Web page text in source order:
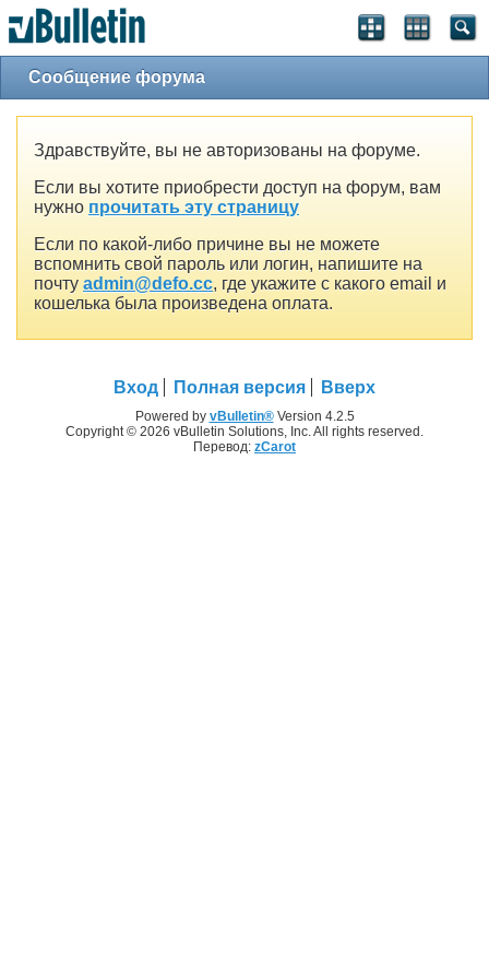
Сообщение форума
Здравствуйте, вы не авторизованы на форуме.
Если вы хотите приобрести доступ на форум, вам
нужно прочитать эту страницу
Если по какой-либо причине вы не можете
вспомнить свой пароль или логин, напишите на
почту admin@defo.cc, где укажите с какого email и
кошелька была произведена оплата.
Вход Полная версия Вверх
Powered by vBulletin®Version 4.2.5
Copyright © 2026 vBulletin Solutions, Inc. All rights reserved.
Перевод: zCarot